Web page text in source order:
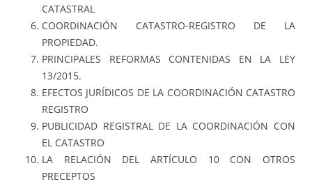
CATASTRAL
COORDINACIÓN CATASTRO-REGISTRO DE LA
PROPIEDAD.
PRINCIPALES REFORMAS CONTENIDAS EN LA LEY
13/2015.
EFECTOS JURÍDICOS DE LA COORDINACIÓN CATASTRO
REGISTRO
PUBLICIDAD REGISTRAL DE LA COORDINACIÓN CON
EL CATASTRO
LA RELACIÓN DEL ARTÍCULO 10 CON OTROS
PRECEPTOS